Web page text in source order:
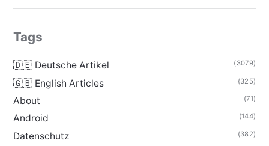
Tags
🇩🇪 Deutsche Artikel (3079)
🇬🇧 English Articles (325)
About (71)
Android (144)
Datenschutz (382)